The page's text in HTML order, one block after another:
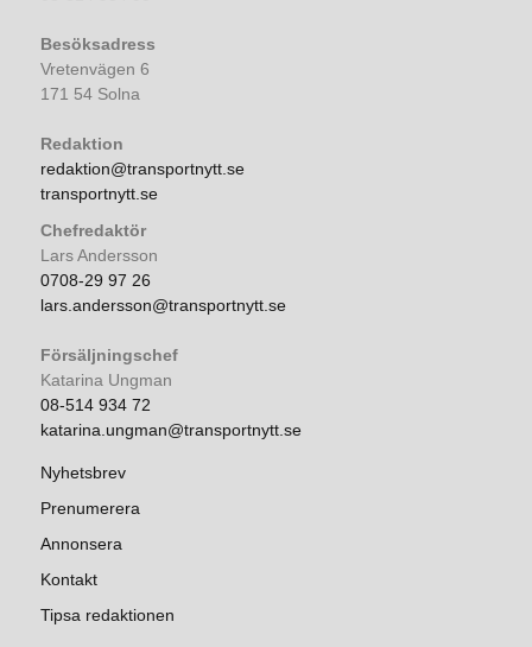
Besöksadress
Vretenvägen 6
171 54 Solna
Redaktion
redaktion@transportnytt.se
transportnytt.se
Chefredaktör
Lars Andersson
0708-29 97 26
lars.andersson@transportnytt.se
Försäljningschef
Katarina Ungman
08-514 934 72
katarina.ungman@transportnytt.se
Nyhetsbrev
Prenumerera
Annonsera
Kontakt
Tipsa redaktionen